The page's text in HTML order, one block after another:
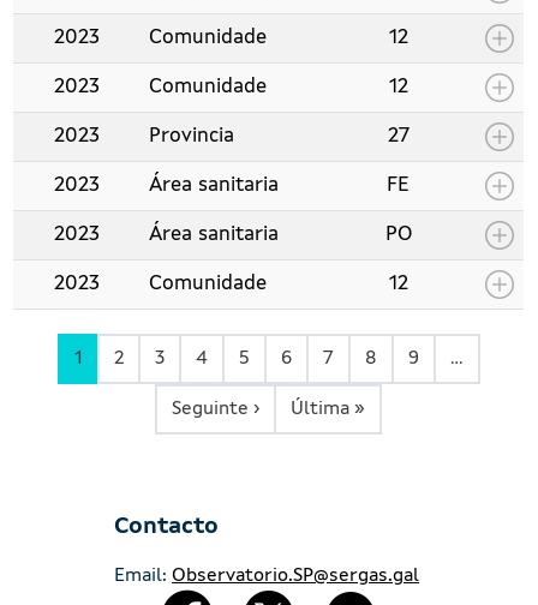
2023 Comunidade 12
2023 Comunidade 12
2023 Provincia 27
2023 Área sanitaria FE
2023 Área sanitaria PO
2023 Comunidade 12
1 2 3 4 5 6 7 8 9 …
Seguinte ›Páxina Seguinte
Última »Última páxina
Contacto
Email: Observatorio.SP@sergas.gal